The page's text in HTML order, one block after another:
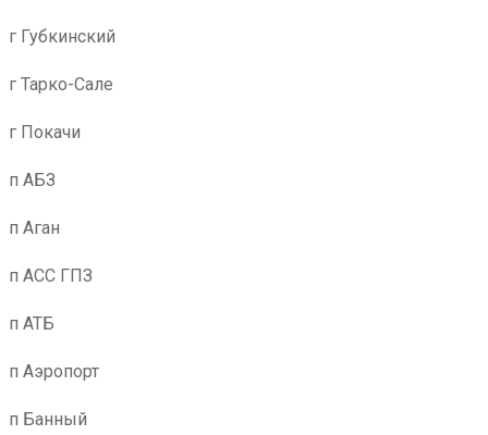
г Губкинский
г Тарко-Сале
г Покачи
п АБЗ
п Аган
п АСС ГПЗ
п АТБ
п Аэропорт
п Банный